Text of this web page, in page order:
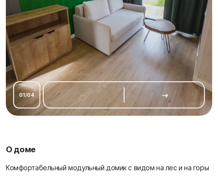
01 /04
О доме
Комфортабельный модульный домик с видом на лес и на горы